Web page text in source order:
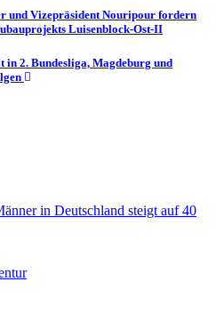
und Vizepräsident Nouripour fordern
Luisenblock-Ost-II
in 2. Bundesliga, Magdeburg und